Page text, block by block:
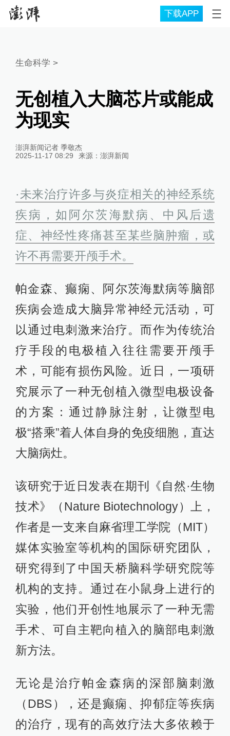
下载APP
生命科学 >
无创植入大脑芯片或能成
为现实
澎湃新闻记者 季敬杰
2025-11-17 08:29
来源： 澎湃新闻
·未来治疗许多与炎症相关的神经系统
疾病，如阿尔茨海默病、中风后遗
症、神经性疼痛甚至某些脑肿瘤，或
许不再需要开颅手术。
帕金森、癫痫、阿尔茨海默病等脑部
疾病会造成大脑异常神经元活动，可
以通过电刺激来治疗。而作为传统治
疗手段的电极植入往往需要开颅手
术，可能有损伤风险。近日，一项研
究展示了一种无创植入微型电极设备
的方案：通过静脉注射，让微型电
极“搭乘”着人体自身的免疫细胞，直达
大脑病灶。
该研究于近日发表在期刊《自然·生物
技术》（Nature Biotechnology）上，
作者是一支来自麻省理工学院（MIT）
媒体实验室等机构的国际研究团队，
研究得到了中国天桥脑科学研究院等
机构的支持。通过在小鼠身上进行的
实验，他们开创性地展示了一种无需
手术、可自主靶向植入的脑部电刺激
新方法。
无论是治疗帕金森病的深部脑刺激
（DBS），还是癫痫、抑郁症等疾病
的治疗，现有的高效疗法大多依赖于